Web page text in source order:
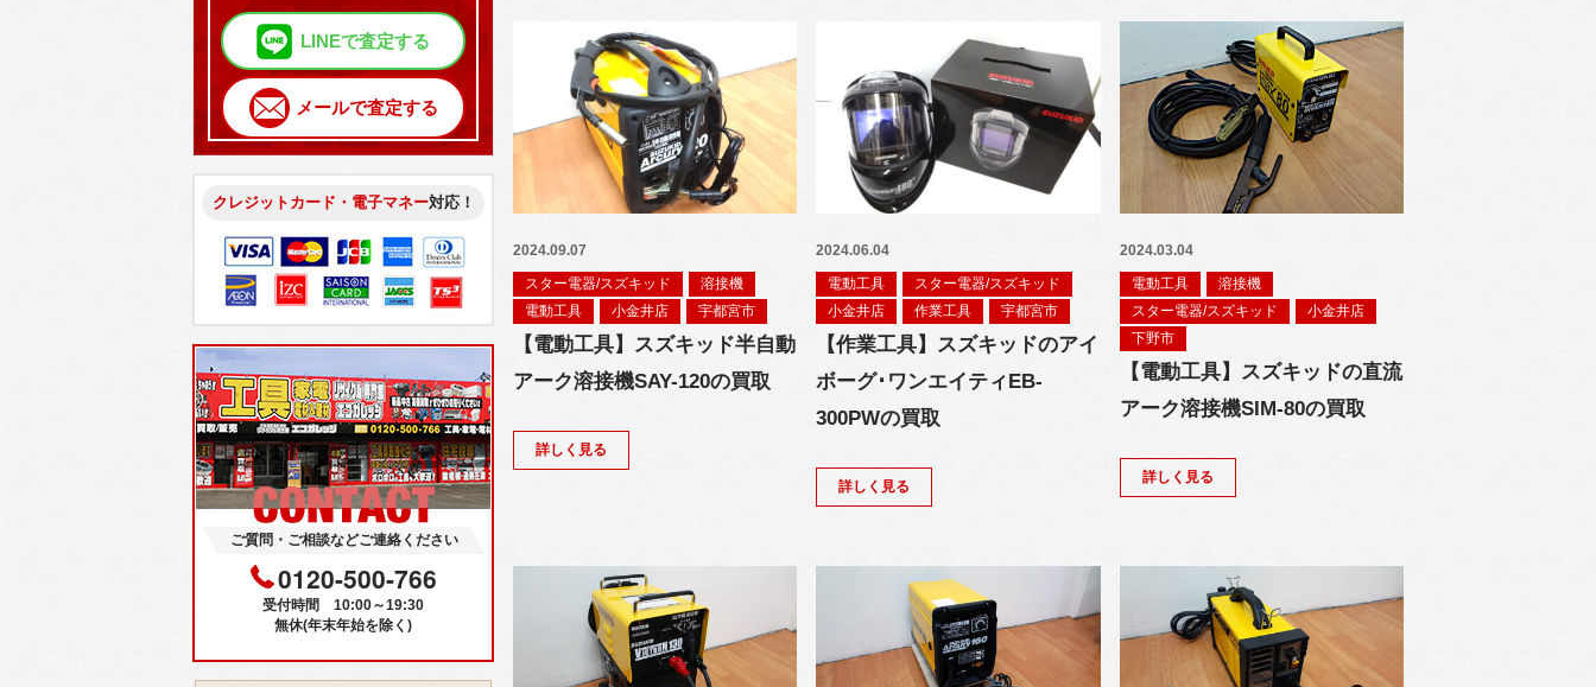
2024.09.07
スター電器/スズキッド
溶接機
電動工具
小金井店 宇都宮市
【電動工具】スズキッド半自動
アーク溶接機SAY-120の買取
詳しく見る
2024.06.04
電動工具
スター電器/スズキッド
小金井店
作業工具 宇都宮市
【作業工具】スズキッドのアイ
ボーグ･ワンエイティEB-
300PWの買取
詳しく見る
2024.03.04
電動工具
溶接機
スター電器/スズキッド
小金井店
下野市
【電動工具】スズキッドの直流
アーク溶接機SIM-80の買取
詳しく見る
LINEで査定する
メールで査定する
クレジットカード・電子マネー対応！
ご質問・ご相談などご連絡ください
0120-500-766
受付時間 10:00～19:30
無休(年末年始を除く)